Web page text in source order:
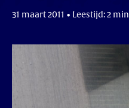
31 maart 2011 • Leestijd: 2 min